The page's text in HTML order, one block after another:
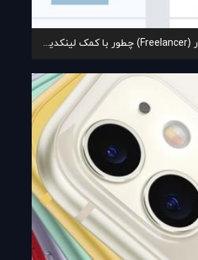
به عنوان یک آزادکار (Freelancer) چطور با کمک لینکدین پروژه بگیریم؟